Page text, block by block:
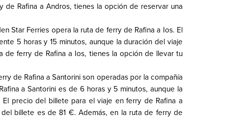
Rafina a Andros, tienes la opción de reservar una
Star Ferries opera la ruta de ferry de Rafina a Ios. El
5 horas y 15 minutos, aunque la duración del viaje
de ferry de Rafina a Ios, tienes la opción de llevar tu
de Rafina a Santorini son operadas por la compañía
a Santorini es de 6 horas y 5 minutos, aunque la
precio del billete para el viaje en ferry de Rafina a
billete es de 81 €. Además, en la ruta de ferry de